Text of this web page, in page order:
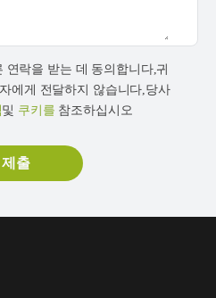
연락을 받는 데 동의합니다,귀
에게 전달하지 않습니다,당사
및 쿠키를 참조하십시오